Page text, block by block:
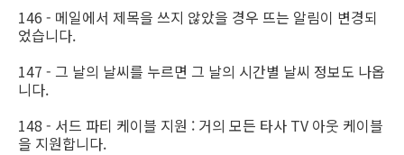
146 - 메일에서 제목을 쓰지 않았을 경우 뜨는 알림이 변경되
었습니다.
147 - 그 날의 날씨를 누르면 그 날의 시간별 날씨 정보도 나옵
니다.
148 - 서드 파티 케이블 지원 : 거의 모든 타사 TV 아웃 케이블
을 지원합니다.